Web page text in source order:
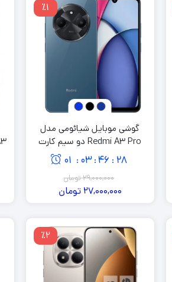
٪1
گوشی موبایل شیائومی مدل
Redmi A3 Pro دو سیم کارت
گیگابایت
27
:
46
:
03
:
01
29,000,000تومان
27,000,000 تومان
٪2